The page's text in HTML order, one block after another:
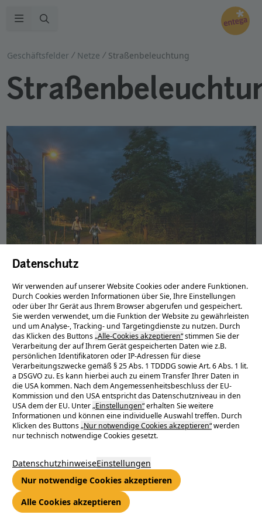
Datenschutz
Wir verwenden auf unserer Website Cookies oder andere Funktionen.
Durch Cookies werden Informationen über Sie, Ihre Einstellungen
oder über Ihr Gerät aus Ihrem Browser abgerufen und gespeichert.
Sie werden verwendet, um die Funktion der Website zu gewährleisten
und um Analyse-, Tracking- und Targetingdienste zu nutzen. Durch
das Klicken des Buttons„Alle-Cookies akzeptieren“stimmen Sie der
Verarbeitung der auf Ihrem Gerät gespeicherten Daten wie z.B.
persönlichen Identifikatoren oder IP-Adressen für diese
Verarbeitungszwecke gemäß § 25 Abs. 1 TDDDG sowie Art. 6 Abs. 1 lit.
a DSGVO zu. Es kann hierbei auch zu einem Transfer Ihrer Daten in
die USA kommen. Nach dem Angemessenheitsbeschluss der EU-
Kommission und den USA entspricht das Datenschutzniveau in den
USA dem der EU. Unter„Einstellungen“erhalten Sie weitere
Informationen und können eine individuelle Auswahl treffen. Durch
Klicken des Buttons„Nur notwendige Cookies akzeptieren“werden
nur technisch notwendige Cookies gesetzt.
DatenschutzhinweiseEinstellungen
Nur notwendige Cookies akzeptieren
Alle Cookies akzeptieren
Geschäftsfelder Netze Straßenbeleuchtung
Städte und Gemeinden ins rechte
Licht gesetzt
Straßen, Wege und Plätze in Städten und Gemeinden sollen in
der Dunkelheit beleuchtet sein, damit der Verkehr sicher
fließen kann und alle Verkehrsteilnehmer ungefährdet bleiben.
Sie muss wirtschaftlich optimal und technisch einwandfrei
e-netz Südhessen und ENTEGA sind Partner von rund 60
südhessischen Kommunen bei Straßenbeleuchtung,
Sonderbeleuchtung und Verkehrsbeleuchtung. Wir verfügen
über lange Erfahrung im Bau und Betrieb, bei der